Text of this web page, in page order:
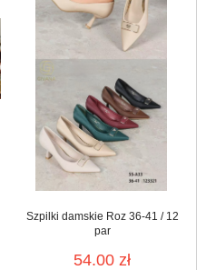
Szpilki damskie Roz 36-41 / 12
par
54.00 zł